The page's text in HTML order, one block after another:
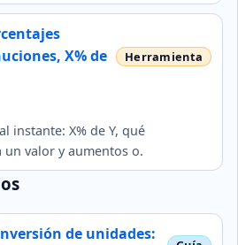
X% de
instante: X% de Y, qué
valor y aumentos o.
de unidades: